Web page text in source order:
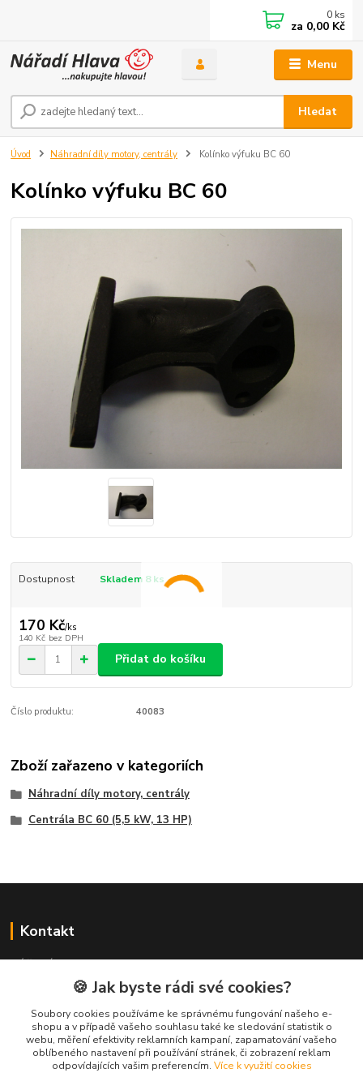
Menu
Hledat
0 ks
za 0,00 Kč
Úvod Náhradní díly motory, centrály Kolínko výfuku BC 60
Kolínko výfuku BC 60
Dostupnost Skladem 8 ks
170 Kč/ks
140 Kč bez DPH
Přidat do košíku
Číslo produktu: 40083
Zboží zařazeno v kategoriích
Náhradní díly motory, centrály
Centrála BC 60 (5,5 kW, 13 HP)
Kontakt
+420 481 621 329
centraly@enhlava.cz
🍪 Jak byste rádi své cookies?
Soubory cookies používáme ke správnému fungování našeho e-
shopu a v případě vašeho souhlasu také ke sledování statistik o
webu, měření efektivity reklamních kampaní, zapamatování vašeho
oblíbeného nastavení při používání stránek, či zobrazení reklam
odpovídajících vašim preferencím. Více k využití cookies